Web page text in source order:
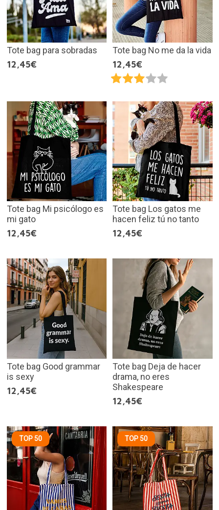
Tote bag para sobradas
12,45€
Tote bag No me da la vida
12,45€
Tote bag Mi psicólogo es
mi gato
12,45€
Tote bag Los gatos me
hacen feliz tú no tanto
12,45€
Tote bag Good grammar
is sexy
12,45€
Tote bag Deja de hacer
drama, no eres
Shakespeare
12,45€
TOP 50 TOP 50